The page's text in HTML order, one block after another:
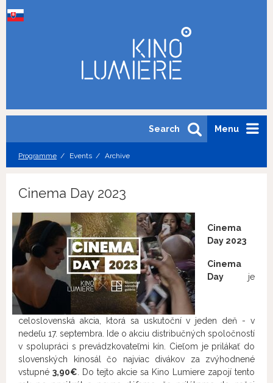
Menu
Search
Programme Events Archive
Cinema Day 2023
Cinema
Day 2023
Cinema
Day je
celoslovenská akcia, ktorá sa uskutoční v jeden deň - v
nedeľu 17. septembra. Ide o akciu distribučných spoločností
v spolupráci s prevádzkovateľmi kín. Cieľom je prilákať do
slovenských kinosál čo najviac divákov za zvýhodnené
vstupné 3,90€ . Do tejto akcie sa Kino Lumiere zapojí tento